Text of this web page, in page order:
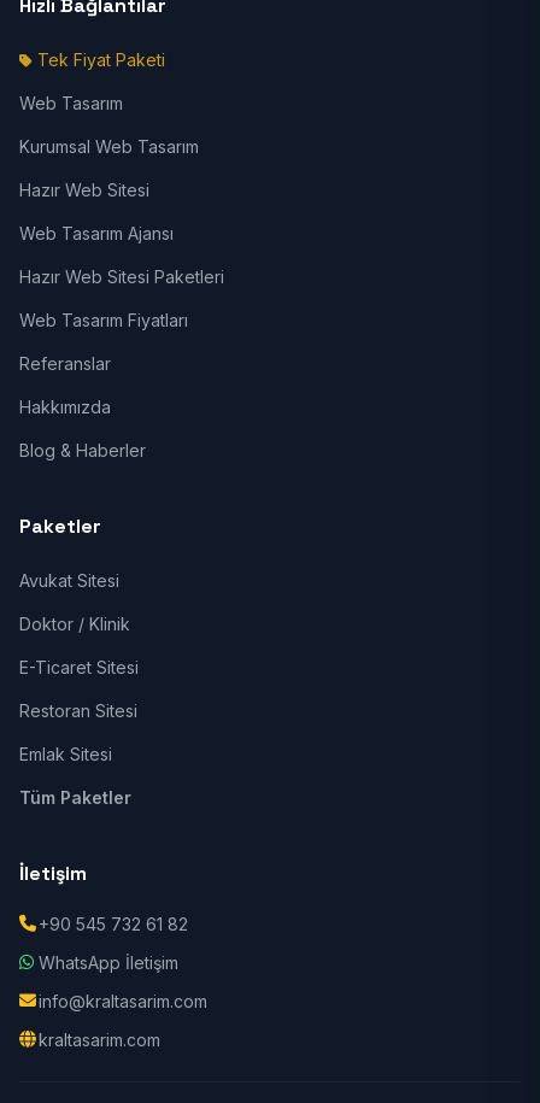
Hızlı Bağlantılar
Tek Fiyat Paketi
Web Tasarım
Kurumsal Web Tasarım
Hazır Web Sitesi
Web Tasarım Ajansı
Hazır Web Sitesi Paketleri
Web Tasarım Fiyatları
Referanslar
Hakkımızda
Blog & Haberler
Paketler
Avukat Sitesi
Doktor / Klinik
E-Ticaret Sitesi
Restoran Sitesi
Emlak Sitesi
Tüm Paketler
İletişim
+90 545 732 61 82
WhatsApp İletişim
info@kraltasarim.com
kraltasarim.com